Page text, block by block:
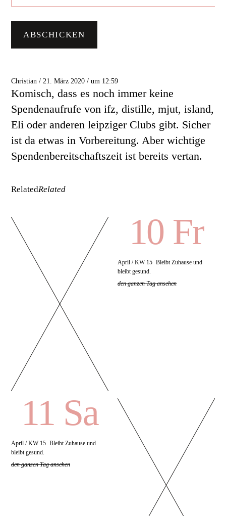
Christian / 21. März 2020 / um 12:59
Komisch, dass es noch immer keine
Spendenaufrufe von ifz, distille, mjut, island,
Eli oder anderen leipziger Clubs gibt. Sicher
ist da etwas in Vorbereitung. Aber wichtige
Spendenbereitschaftszeit ist bereits vertan.
RelatedRelated
10 Fr
April / KW 15 Bleibt Zuhause und
bleibt gesund.
den ganzen Tag ansehen
11 Sa
April / KW 15 Bleibt Zuhause und
bleibt gesund.
den ganzen Tag ansehen